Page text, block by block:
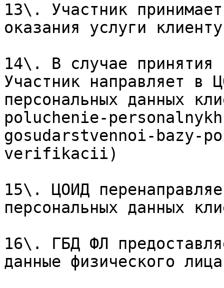
13\. Участник
оказания услуги
14\. В случае принятия
Участник направляет в
персональных данных
poluchenie-
gosudarstvennoi-
verifikacii)
15\. ЦОИД
персональных данных
16\. ГБД ФЛ
данные физического